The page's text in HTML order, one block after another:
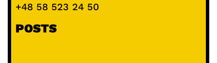
+48 58 523 24 50
POSTS